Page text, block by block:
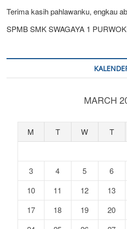
Terima kasih pahlawanku, engkau
SPMB SMK SWAGAYA 1
MARCH
M T W T
3
4 5 6
10
11 12 13
17
18 19 20